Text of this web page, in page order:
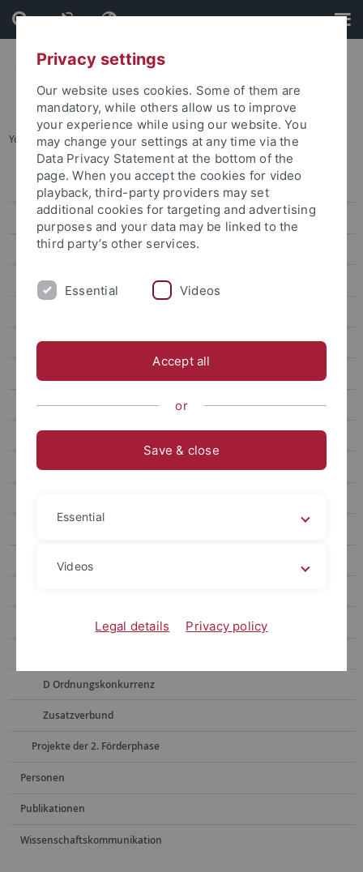
Skip
to
content
Skip
to
footer
You are here: Startseite ... B05 Aids
Aktuelles
Forschungsprofil
Projekte
Diagnose – Praxis (E)
Reflexion (G)
Assoziierte Forschungsprojekte
Projekte der 1. Förderphase
B03 Lawinen
D Ordnungskonkurrenz
Zusatzverbund
Projekte der 2. Förderphase
Personen
Publikationen
Wissenschaftskommunikation
Privacy settings
Our website uses cookies. Some of them are
mandatory, while others allow us to improve
your experience while using our website. You
may change your settings at any time via the
Data Privacy Statement at the bottom of the
page. When you accept the cookies for video
playback, third-party providers may set
additional cookies for targeting and advertising
purposes and your data may be linked to the
third party’s other services.
Essential Videos
Accept all
or
Save & close
Essential
Videos
Legal details Privacy policy